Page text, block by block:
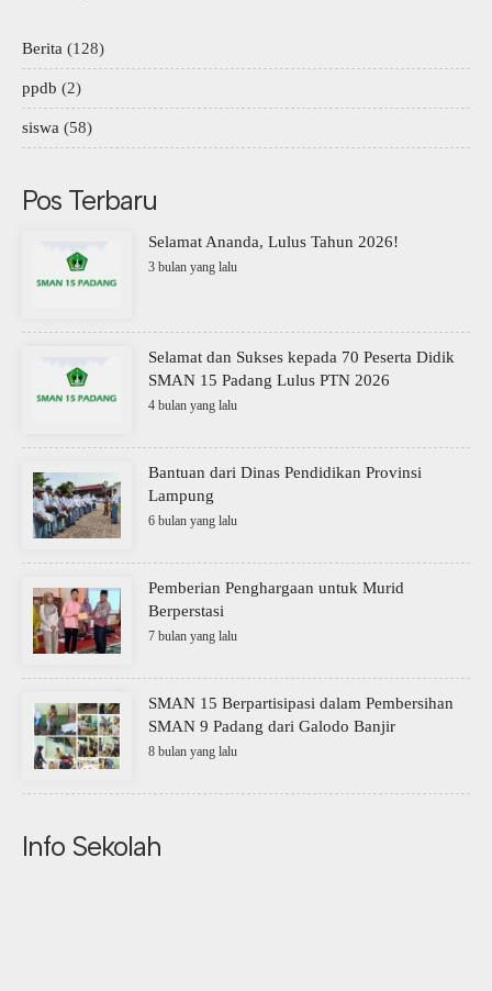
Berita (128)
ppdb (2)
siswa (58)
Pos Terbaru
Selamat Ananda, Lulus Tahun 2026!
3 bulan yang lalu
Selamat dan Sukses kepada 70 Peserta Didik
SMAN 15 Padang Lulus PTN 2026
4 bulan yang lalu
Bantuan dari Dinas Pendidikan Provinsi
Lampung
6 bulan yang lalu
Pemberian Penghargaan untuk Murid
Berperstasi
7 bulan yang lalu
SMAN 15 Berpartisipasi dalam Pembersihan
SMAN 9 Padang dari Galodo Banjir
8 bulan yang lalu
Info Sekolah